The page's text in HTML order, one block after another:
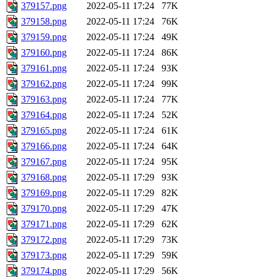
379157.png
2022-05-11 17:24
77K
379158.png
2022-05-11 17:24
76K
379159.png
2022-05-11 17:24
49K
379160.png
2022-05-11 17:24
86K
379161.png
2022-05-11 17:24
93K
379162.png
2022-05-11 17:24
99K
379163.png
2022-05-11 17:24
77K
379164.png
2022-05-11 17:24
52K
379165.png
2022-05-11 17:24
61K
379166.png
2022-05-11 17:24
64K
379167.png
2022-05-11 17:24
95K
379168.png
2022-05-11 17:29
93K
379169.png
2022-05-11 17:29
82K
379170.png
2022-05-11 17:29
47K
379171.png
2022-05-11 17:29
62K
379172.png
2022-05-11 17:29
73K
379173.png
2022-05-11 17:29
59K
379174.png
2022-05-11 17:29
56K